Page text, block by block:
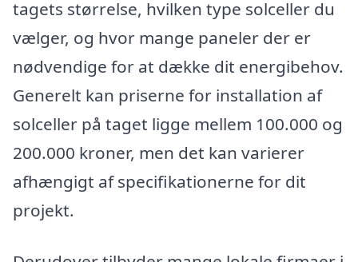
tagets størrelse, hvilken type solceller du
vælger, og hvor mange paneler der er
nødvendige for at dække dit energibehov.
Generelt kan priserne for installation af
solceller på taget ligge mellem 100.000 og
200.000 kroner, men det kan varierer
afhængigt af specifikationerne for dit
projekt.